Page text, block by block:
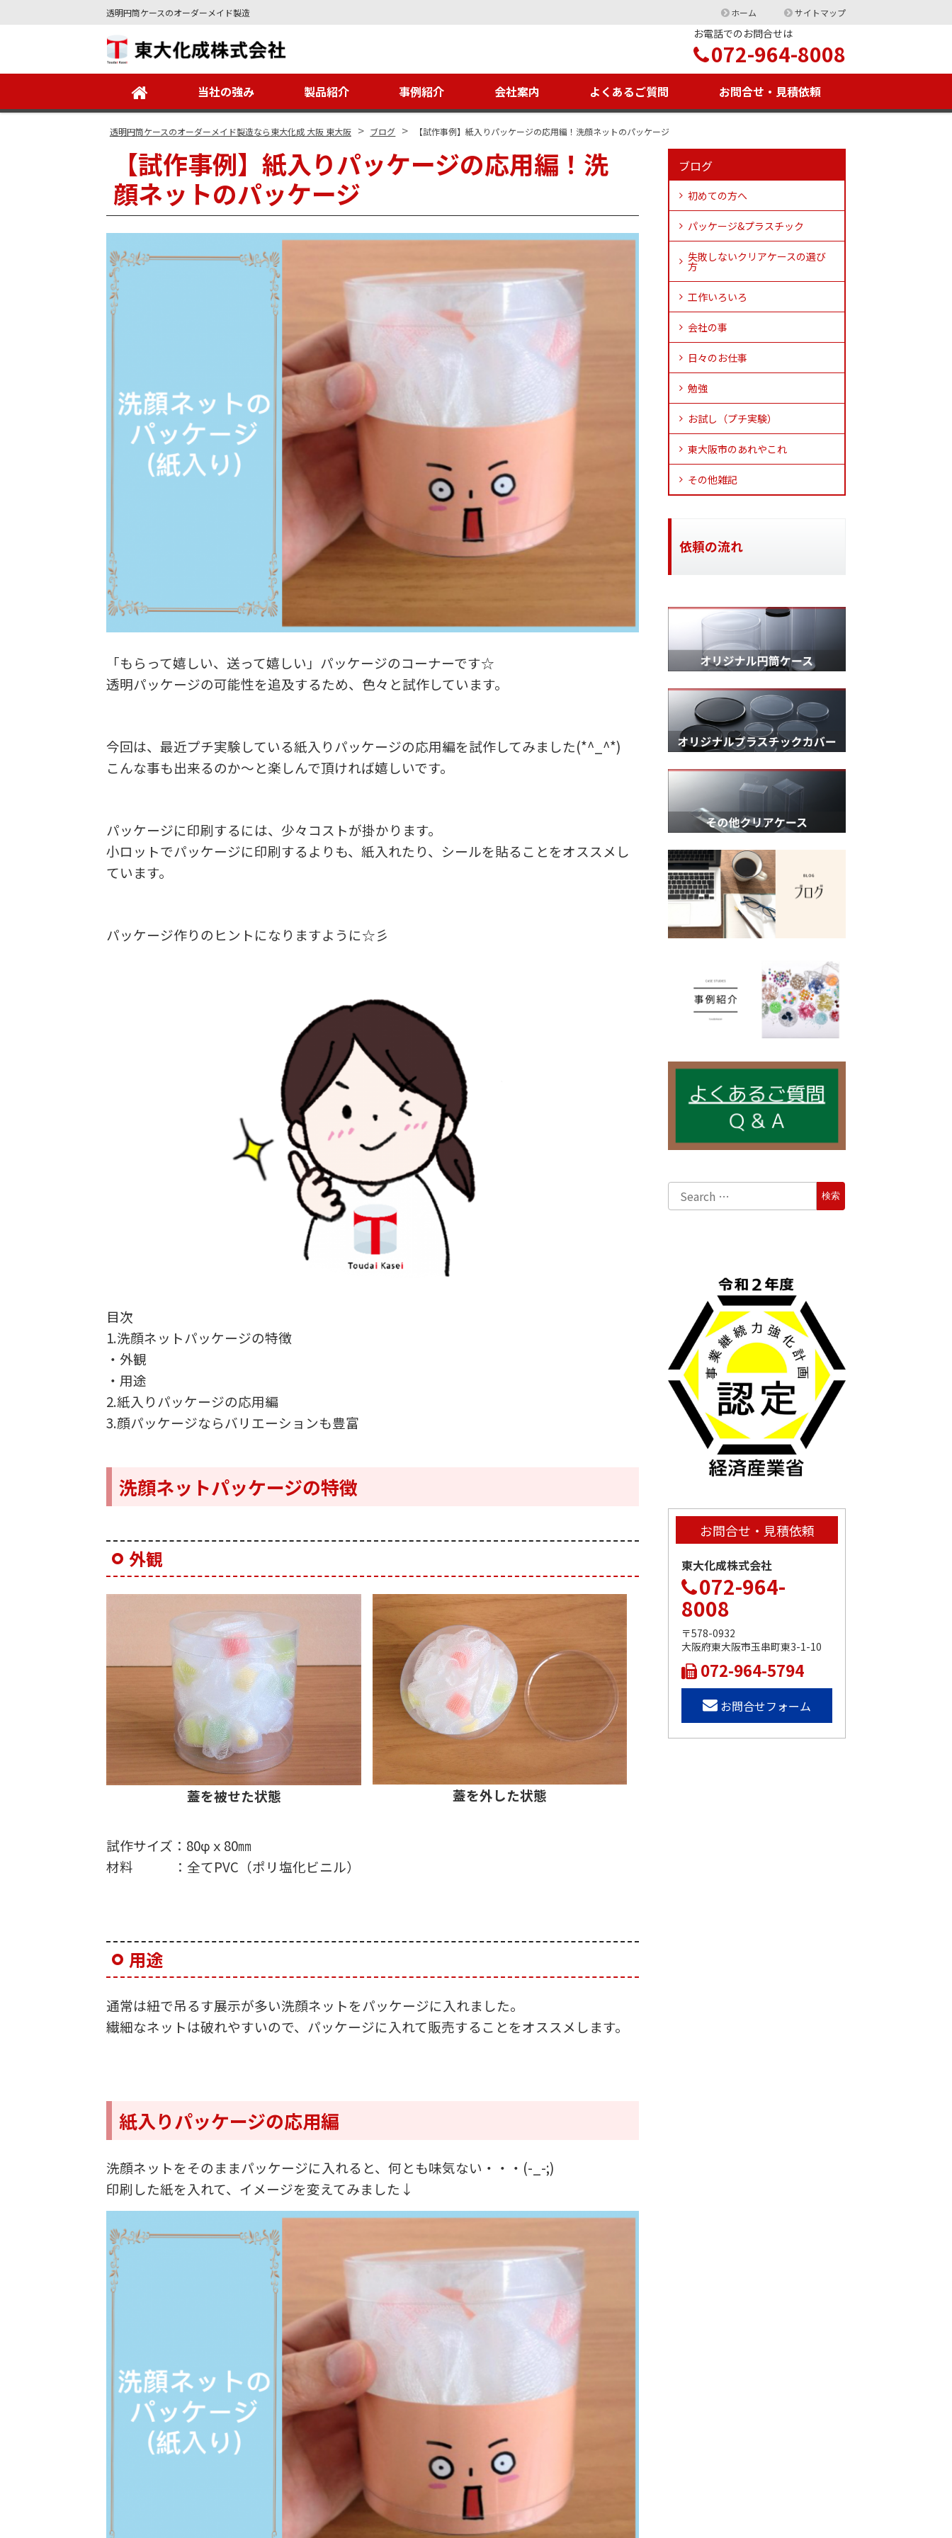
透明円筒ケースのオーダーメイド製造 ホーム サイトマップ
お電話でのお問合せは
072-964-8008
当社の強み 製品紹介 事例紹介 会社案内 よくあるご質問 お問合せ・見積依頼
透明円筒ケースのオーダーメイド製造なら東大化成 大阪 東大阪 > ブログ > 【試作事例】紙入りパッケージの応用編！洗顔ネットのパッケージ
【試作事例】紙入りパッケージの応用編！洗
顔ネットのパッケージ
「もらって嬉しい、送って嬉しい」パッケージのコーナーです☆
透明パッケージの可能性を追及するため、色々と試作しています。
今回は、最近プチ実験している紙入りパッケージの応用編を試作してみました(*^_^*)
こんな事も出来るのか～と楽しんで頂ければ嬉しいです。
パッケージに印刷するには、少々コストが掛かります。
小ロットでパッケージに印刷するよりも、紙入れたり、シールを貼ることをオススメし
ています。
パッケージ作りのヒントになりますように☆彡
目次
1.洗顔ネットパッケージの特徴
・外観
・用途
2.紙入りパッケージの応用編
3.顔パッケージならバリエーションも豊富
洗顔ネットパッケージの特徴
外観
蓋を被せた状態 蓋を外した状態
試作サイズ：80φｘ80㎜
材料 ：全てPVC（ポリ塩化ビニル）
用途
通常は紐で吊るす展示が多い洗顔ネットをパッケージに入れました。
繊細なネットは破れやすいので、パッケージに入れて販売することをオススメします。
紙入りパッケージの応用編
洗顔ネットをそのままパッケージに入れると、何とも味気ない・・・(-_-;)
印刷した紙を入れて、イメージを変えてみました↓
ブログ
初めての方へ
パッケージ&プラスチック
失敗しないクリアケースの選び
方
工作いろいろ
会社の事
日々のお仕事
勉強
お試し（プチ実験）
東大阪市のあれやこれ
その他雑記
依頼の流れ
お問合せ・見積依頼
東大化成株式会社
072-964-
8008
〒578-0932
大阪府東大阪市玉串町東3-1-10
072-964-5794
お問合せフォーム